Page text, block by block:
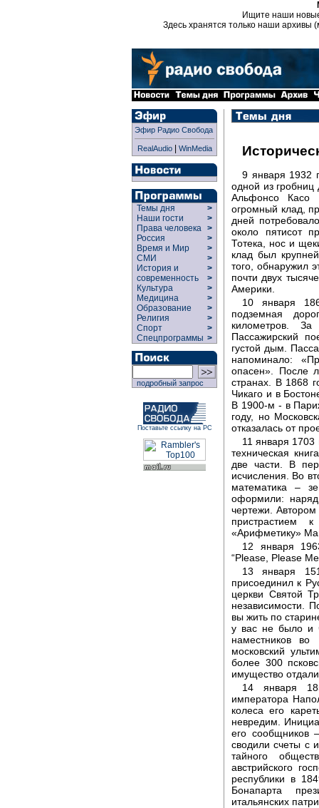
Ищите наши
Здесь хранятся только наши архивы
Эфир Радио Свобода
RealAudio| WinMedia
Темы дня
>
Наши гости
>
Права человека >
Россия
>
Время и Мир
>
СМИ
>
История и
современность
>
>
Культура
>
Медицина
>
Образование
>
Религия
>
Спорт
>
Спецпрограммы >
подробный запрос
Поставьте ссылку на РС
9 января 1932
одной из гробниц
Альфонсо Касо
огромный клад,
дней
около пятисот
Тотека, нос и
клад был
того, обнаружил
почти двух
Америки.
10 января
подземная
километров.
Пассажирский
густой дым.
напоминало:
опасен». После
странах. В 1868
Чикаго и в
В 1900-м - в
году, но
отказалась от
11 января 1703
техническая
две части. В
исчисления. Во
математика –
оформили:
чертежи.
пристрастием
«Арифметику»
12 января
“Please, Please
13 января
присоединил к
церкви Святой
независимости.
вы жить по
у вас не было и
наместников
московский
более 300
имущество
14 января
императора
колеса его
невредим.
его сообщников
сводили счеты с
тайного
австрийского
республики в
Бонапарта
итальянских